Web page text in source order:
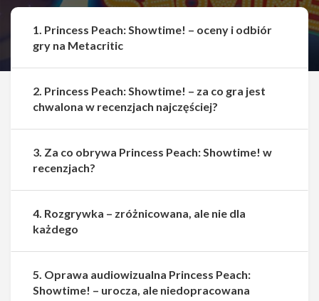
1. Princess Peach: Showtime! – oceny i odbiór
gry na Metacritic
2. Princess Peach: Showtime! – za co gra jest
chwalona w recenzjach najczęściej?
3. Za co obrywa Princess Peach: Showtime! w
recenzjach?
4. Rozgrywka – zróżnicowana, ale nie dla
każdego
5. Oprawa audiowizualna Princess Peach:
Showtime! – urocza, ale niedopracowana